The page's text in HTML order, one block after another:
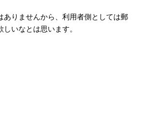
りませんから、利用者側としては郵
いなとは思います。